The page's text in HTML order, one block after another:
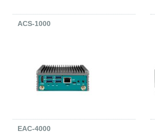
ACS-1000
EAC-4000